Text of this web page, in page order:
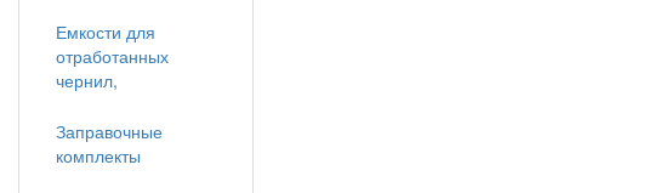
Емкости для
отработанных
чернил,
Заправочные
комплекты